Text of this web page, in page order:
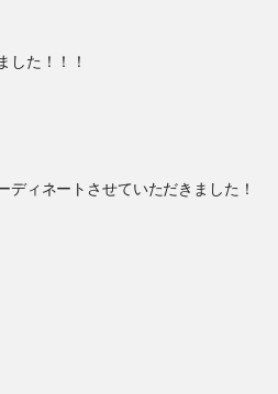
した！！！
ィネートさせていただきました！